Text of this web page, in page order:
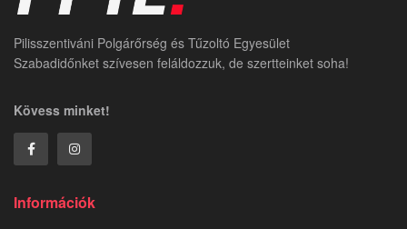
Pilisszentiváni Polgárőrség és Tűzoltó Egyesület
Szabadidőnket szívesen feláldozzuk, de szertteinket soha!
Kövess minket!
Információk